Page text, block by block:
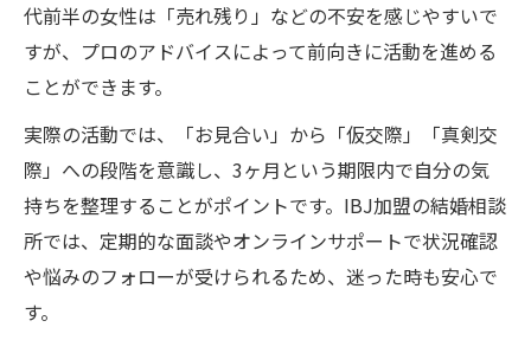
代前半の女性は「売れ残り」などの不安を感じやすいで
すが、プロのアドバイスによって前向きに活動を進める
ことができます。
実際の活動では、「お見合い」から「仮交際」「真剣交
際」への段階を意識し、3ヶ月という期限内で自分の気
持ちを整理することがポイントです。IBJ加盟の結婚相談
所では、定期的な面談やオンラインサポートで状況確認
や悩みのフォローが受けられるため、迷った時も安心で
す。